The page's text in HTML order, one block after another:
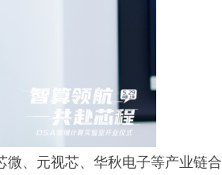
、元视芯、华秋电子等产业链合